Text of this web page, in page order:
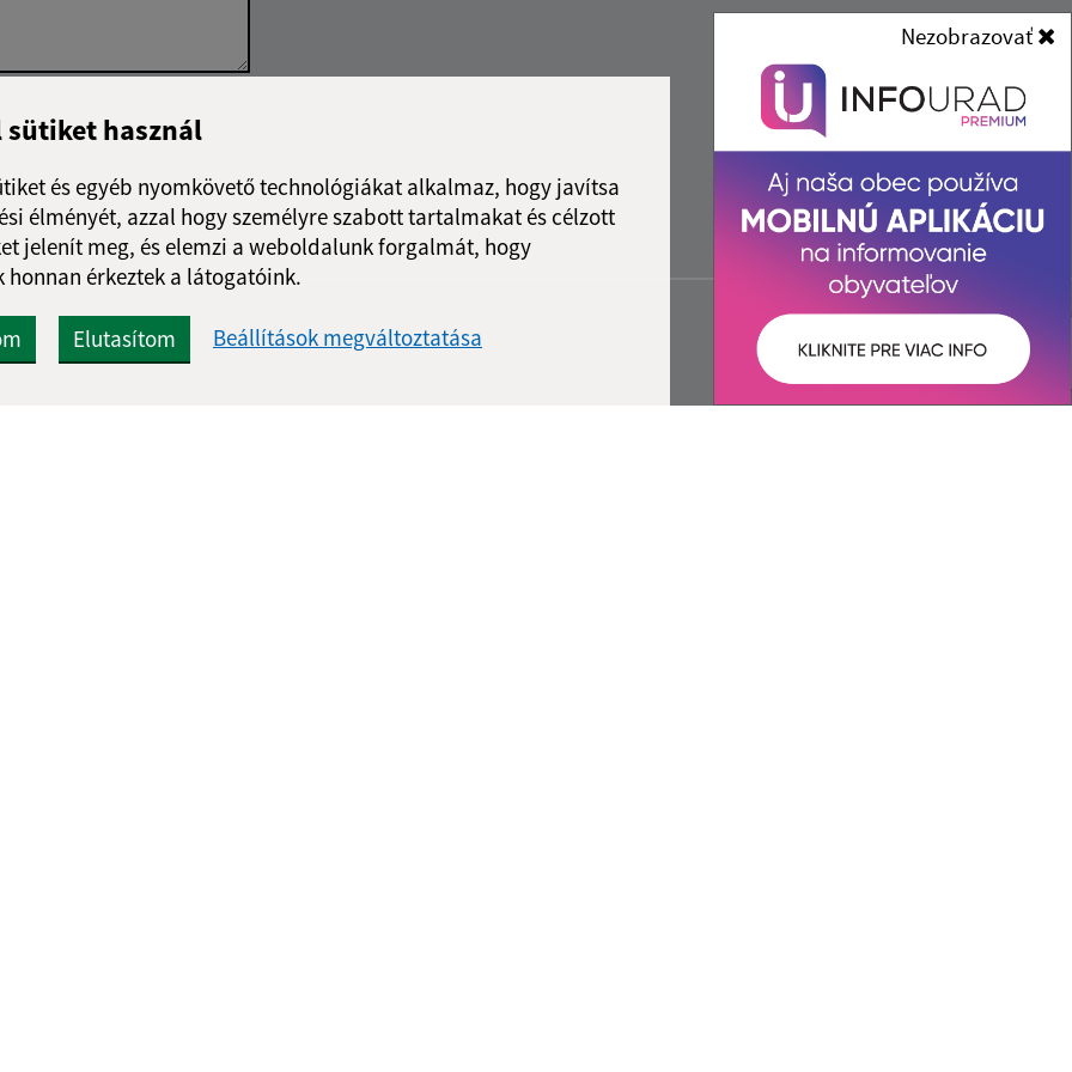
sütiket használ
és egyéb nyomkövető technológiákat alkalmaz, hogy javítsa
élményét, azzal hogy személyre szabott tartalmakat és célzott
jelenít meg, és elemzi a weboldalunk forgalmát, hogy
honnan érkeztek a látogatóink.
Elutasítom Beállítások megváltoztatása
Nezobrazovať
Google reCaptcha Response
Üzenet küldése